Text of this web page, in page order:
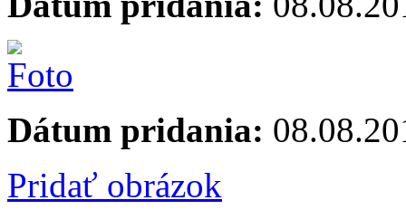
Dátum pridania:
Pridať obrázok